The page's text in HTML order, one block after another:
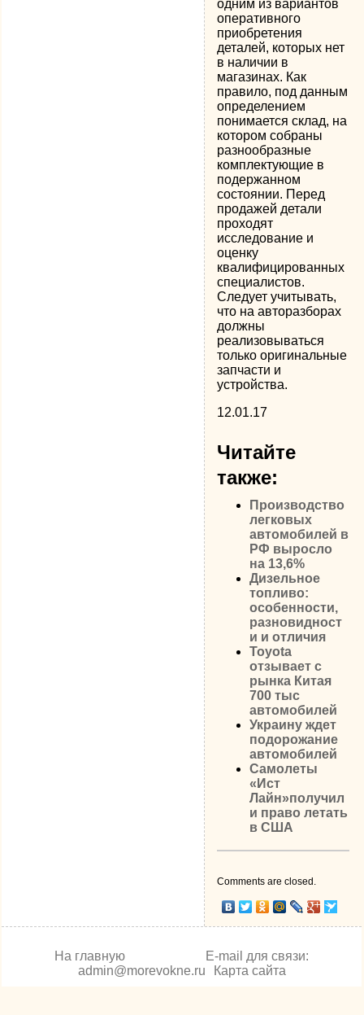
одним из вариантов
оперативного
приобретения
деталей, которых нет
в наличии в
магазинах. Как
правило, под данным
определением
понимается склад, на
котором собраны
разнообразные
комплектующие в
подержанном
состоянии. Перед
продажей детали
проходят
исследование и
оценку
квалифицированных
специалистов.
Следует учитывать,
что на авторазборах
должны
реализовываться
только оригинальные
запчасти и
устройства.
12.01.17
Читайте
также:
Производство
легковых
автомобилей в
РФ выросло
на 13,6%
Дизельное
топливо:
особенности,
разновидност
и и отличия
Toyota
отзывает с
рынка Китая
700 тыс
автомобилей
Украину ждет
подорожание
автомобилей
Самолеты
«Ист
Лайн»получил
и право летать
в США
Comments are closed.
На главную
E-mail для связи:
admin@morevokne.ru
Карта сайта